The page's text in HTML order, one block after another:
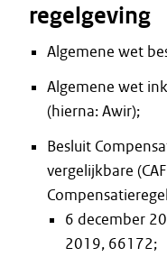
regelgeving
Algemene wet
Algemene wet
(hierna: Awir);
Besluit
vergelijkbare
6 december
2019, 66172;